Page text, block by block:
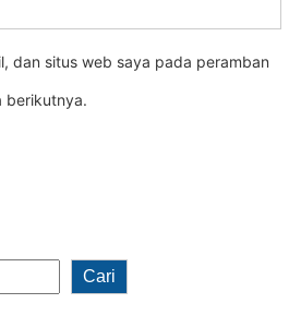
Cari
dan situs web saya pada peramban
berikutnya.